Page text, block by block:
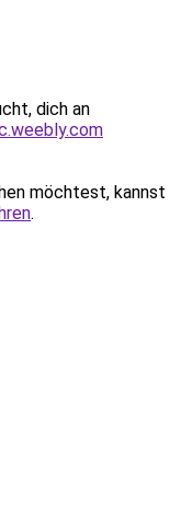
dich an
möchtest, kannst
.